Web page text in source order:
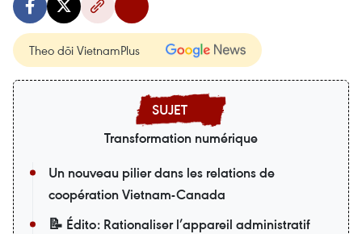
Theo dõi VietnamPlus
Transformation numérique
Un nouveau pilier dans les relations de
coopération Vietnam-Canada
📝 Édito: Rationaliser l’appareil administratif